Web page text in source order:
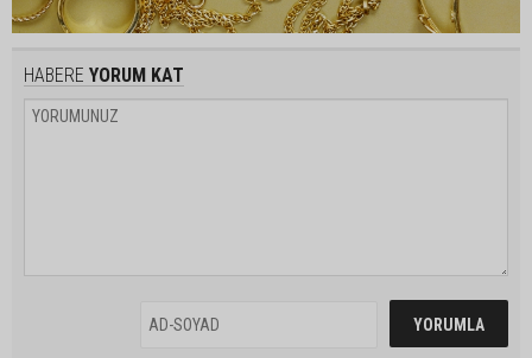
HABERE YORUM KAT